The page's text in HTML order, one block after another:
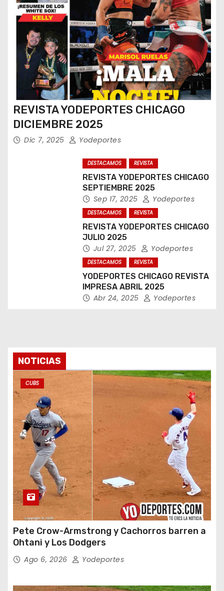
REVISTA YODEPORTES CHICAGO
DICIEMBRE 2025
Dic 7, 2025 Yodeportes
DESTACAMOS REVISTA
REVISTA YODEPORTES CHICAGO
SEPTIEMBRE 2025
Sep 17, 2025 Yodeportes
DESTACAMOS REVISTA
REVISTA YODEPORTES CHICAGO
JULIO 2025
Jul 27, 2025 Yodeportes
DESTACAMOS REVISTA
YODEPORTES CHICAGO REVISTA
IMPRESA ABRIL 2025
Abr 24, 2025 Yodeportes
NOTICIAS
CUBS
Pete Crow-Armstrong y Cachorros barren a
Ohtani y Los Dodgers
Ago 6, 2026 Yodeportes